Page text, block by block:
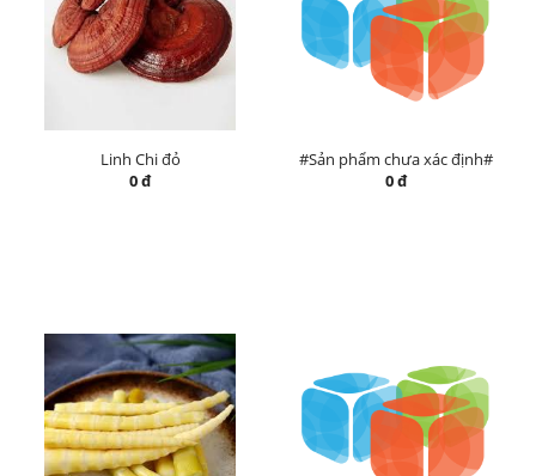
Linh Chi đỏ
0 đ
#Sản phẩm chưa xác định#
0 đ